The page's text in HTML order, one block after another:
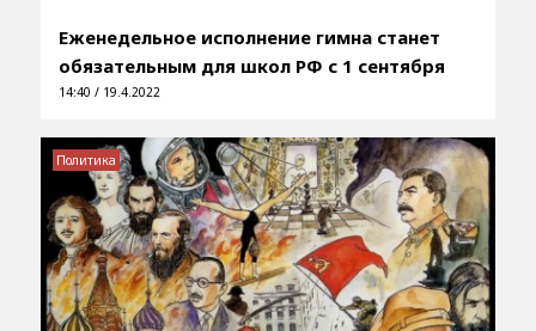
Еженедельное исполнение гимна станет
обязательным для школ РФ с 1 сентября
14:40 / 19.4.2022
Политика